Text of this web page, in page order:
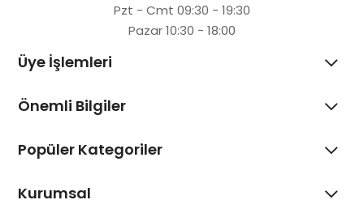
Pzt - Cmt 09:30 - 19:30
Pazar 10:30 - 18:00
Üye İşlemleri
Önemli Bilgiler
Popüler Kategoriler
Kurumsal